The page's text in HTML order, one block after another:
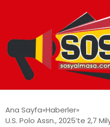
Ana Sayfa Haberler
U.S. Polo Assn., 2025’te 2,7